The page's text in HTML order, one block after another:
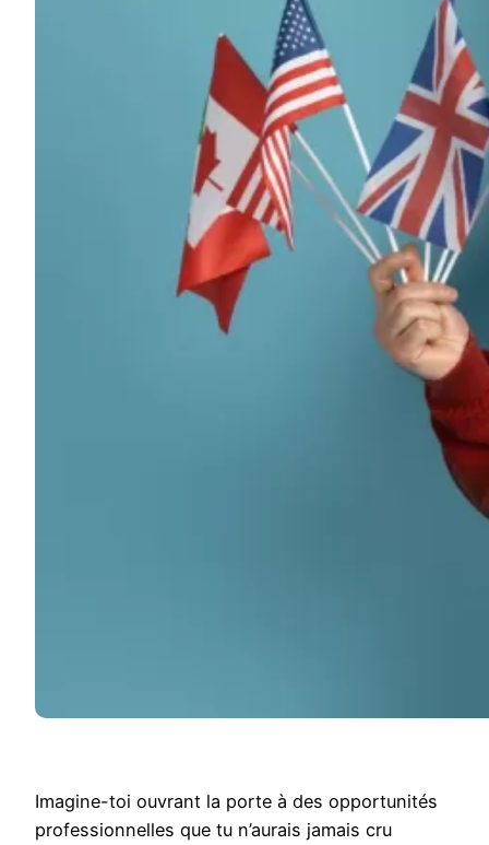
Imagine-toi ouvrant la porte à des opportunités
professionnelles que tu n’aurais jamais cru